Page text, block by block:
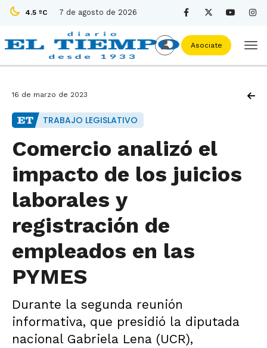
4.5 ºC 7 de agosto de 2026
Asociate
16 de marzo de 2023
TRABAJO LEGISLATIVO
Comercio analizó el
impacto de los juicios
laborales y
registración de
empleados en las
PYMES
Durante la segunda reunión
informativa, que presidió la diputada
nacional Gabriela Lena (UCR),